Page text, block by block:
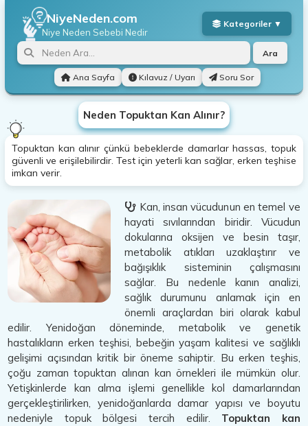
NiyeNeden.com
Niye Neden Sebebi Nedir
Ana Sayfa Kılavuz / Uyarı Soru Sor
Ara
Neden Topuktan Kan Alınır?
Topuktan kan alınır çünkü bebeklerde damarlar hassas, topuk
güvenli ve erişilebilirdir. Test için yeterli kan sağlar, erken teşhise
imkan verir.
Kan, insan vücudunun en temel ve
hayati sıvılarından biridir. Vücudun
dokularına oksijen ve besin taşır,
metabolik atıkları uzaklaştırır ve
bağışıklık sisteminin çalışmasını
sağlar. Bu nedenle kanın analizi,
sağlık durumunu anlamak için en
önemli araçlardan biri olarak kabul
edilir. Yenidoğan döneminde, metabolik ve genetik
hastalıkların erken teşhisi, bebeğin yaşam kalitesi ve sağlıklı
gelişimi açısından kritik bir öneme sahiptir. Bu erken teşhis,
çoğu zaman topuktan alınan kan örnekleri ile mümkün olur.
Yetişkinlerde kan alma işlemi genellikle kol damarlarından
gerçekleştirilirken, yenidoğanlarda damar yapısı ve boyutu
nedeniyle topuk bölgesi tercih edilir. Topuktan kan